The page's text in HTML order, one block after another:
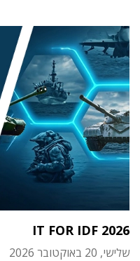
IT FOR IDF 2026
שלישי, 20 באוקטובר 2026